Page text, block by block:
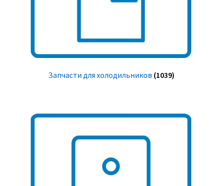
Запчасти для холодильников (1039)